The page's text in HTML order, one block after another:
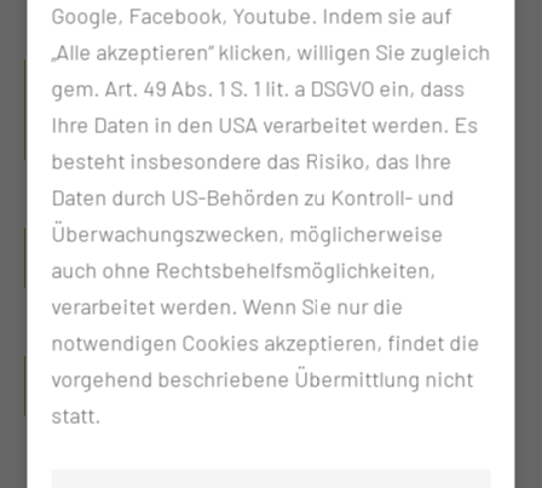
Leben, Arbeiten und Studieren in
Cottbus
Zukunft im Blut
Tarifverträge
Google, Facebook, Youtube. Indem sie auf
„Alle akzeptieren“ klicken, willigen Sie zugleich
gem. Art. 49 Abs. 1 S. 1 lit. a DSGVO ein, dass
Ihre Daten in den USA verarbeitet werden. Es
besteht insbesondere das Risiko, das Ihre
Daten durch US-Behörden zu Kontroll- und
Überwachungszwecken, möglicherweise
auch ohne Rechtsbehelfsmöglichkeiten,
verarbeitet werden. Wenn Sie nur die
notwendigen Cookies akzeptieren, findet die
vorgehend beschriebene Übermittlung nicht
statt.